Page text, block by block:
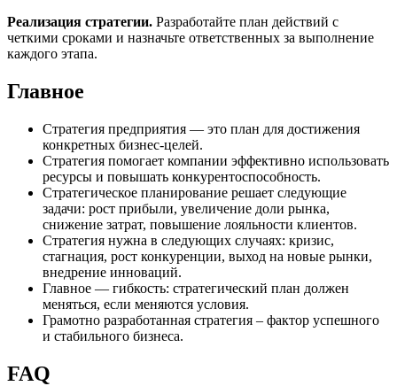
Реализация стратегии. Разработайте план действий с
четкими сроками и назначьте ответственных за выполнение
каждого этапа.
Главное
Стратегия предприятия — это план для достижения
конкретных бизнес-целей.
Стратегия помогает компании эффективно использовать
ресурсы и повышать конкурентоспособность.
Стратегическое планирование решает следующие
задачи: рост прибыли, увеличение доли рынка,
снижение затрат, повышение лояльности клиентов.
Стратегия нужна в следующих случаях: кризис,
стагнация, рост конкуренции, выход на новые рынки,
внедрение инноваций.
Главное — гибкость: стратегический план должен
меняться, если меняются условия.
Грамотно разработанная стратегия – фактор успешного
и стабильного бизнеса.
FAQ